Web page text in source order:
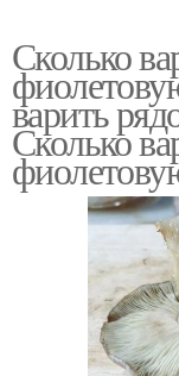
Сколько
варить
Сколько